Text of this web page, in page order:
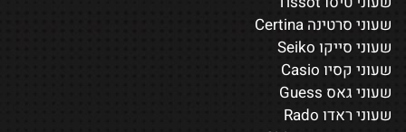
שעוני סרטינה Certina
שעוני סייקו Seiko
שעוני קסיו Casio
שעוני גאס Guess
שעוני ראדו Rado